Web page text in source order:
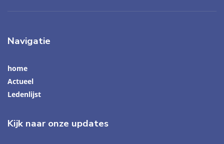
Navigatie
home
Actueel
Ledenlijst
Kijk naar onze updates